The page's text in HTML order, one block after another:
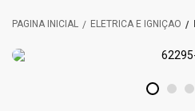
ELÉTRICA E IGNIÇÃO
1 2 3